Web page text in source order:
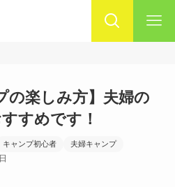
の楽しみ方】夫婦の
すめです！
キャンプ初心者 夫婦キャンプ